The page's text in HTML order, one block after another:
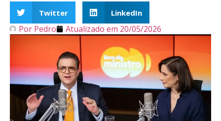
Twitter LinkedIn
Por Pedro Atualizado em 20/05/2026